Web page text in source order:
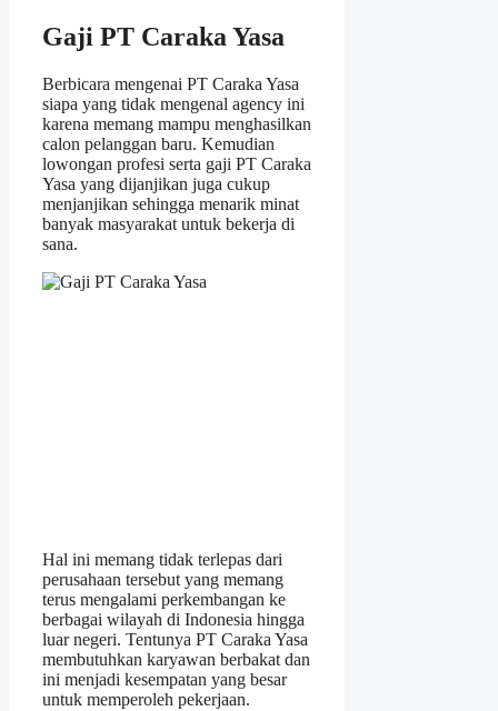
Gaji PT Caraka Yasa
Berbicara mengenai PT Caraka Yasa
siapa yang tidak mengenal agency ini
karena memang mampu menghasilkan
calon pelanggan baru. Kemudian
lowongan profesi serta gaji PT Caraka
Yasa yang dijanjikan juga cukup
menjanjikan sehingga menarik minat
banyak masyarakat untuk bekerja di
sana.
Hal ini memang tidak terlepas dari
perusahaan tersebut yang memang
terus mengalami perkembangan ke
berbagai wilayah di Indonesia hingga
luar negeri. Tentunya PT Caraka Yasa
membutuhkan karyawan berbakat dan
ini menjadi kesempatan yang besar
untuk memperoleh pekerjaan.